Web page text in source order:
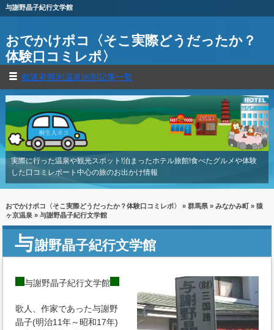
与謝野晶子紀行文学館
おでかけポコ〈そこ実際どうだったか？
体験口コミレポ〉
都道府県別温泉地別記事一覧
実際に行った温泉や観光スポット!泊まったホテル旅館!食べたグルメや体験
した口コミレポート中心の旅のお出かけ情報
おでかけポコ〈そこ実際どうだったか？体験口コミレポ〉 » 群馬県» みなかみ町» 猿
ヶ京温泉 » 与謝野晶子紀行文学館
与謝野晶子紀行文学館
与謝野晶子紀行文学館
歌人、作家であった与謝野
晶子(明治11年～昭和17年)